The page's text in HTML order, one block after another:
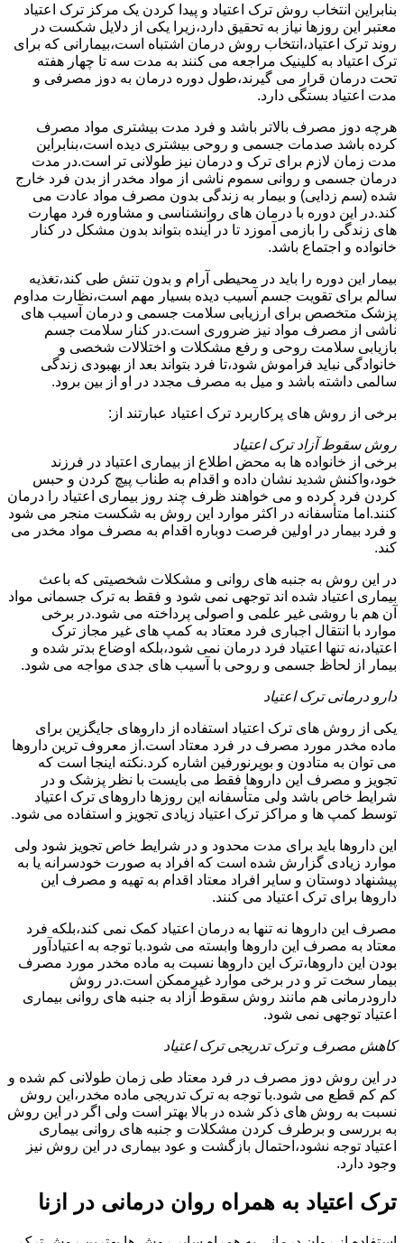
بنابراین انتخاب روش ترک اعتیاد و پیدا کردن یک مرکز ترک اعتیاد
معتبر این روزها نیاز به تحقیق دارد،زیرا یکی از دلایل شکست در
روند ترک اعتیاد،انتخاب روش درمان اشتباه است،بیمارانی که برای
ترک اعتیاد به کلینیک مراجعه می کنند به مدت سه تا چهار هفته
تحت درمان قرار می گیرند،طول دوره درمان به دوز مصرفی و
مدت اعتیاد بستگی دارد.
هرچه دوز مصرف بالاتر باشد و فرد مدت بیشتری مواد مصرف
کرده باشد صدمات جسمی و روحی بیشتری دیده است،بنابراین
مدت زمان لازم برای ترک و درمان نیز طولانی تر است.در مدت
درمان جسمی و روانی سموم ناشی از مواد مخدر از بدن فرد خارج
شده (سم زدایی) و بیمار به زندگی بدون مصرف مواد عادت می
کند.در این دوره با درمان های روانشناسی و مشاوره فرد مهارت
های زندگی را بازمی آموزد تا در آینده بتواند بدون مشکل در کنار
خانواده و اجتماع باشد.
بیمار این دوره را باید در محیطی آرام و بدون تنش طی کند،تغذیه
سالم برای تقویت جسم آسیب دیده بسیار مهم است،نظارت مداوم
پزشک متخصص برای ارزیابی سلامت جسمی و درمان آسیب های
ناشی از مصرف مواد نیز ضروری است.در کنار سلامت جسم
بازیابی سلامت روحی و رفع مشکلات و اختلالات شخصی و
خانوادگی نباید فراموش شود،تا فرد بتواند بعد از بهبودی زندگی
سالمی داشته باشد و میل به مصرف مجدد در او از بین برود.
برخی از روش های پرکاربرد ترک اعتیاد عبارتند از:
روش سقوط آزاد ترک اعتیاد
برخی از خانواده ها به محض اطلاع از بیماری اعتیاد در فرزند
خود،واکنش شدید نشان داده و اقدام به طناب پیچ کردن و حبس
کردن فرد کرده و می خواهند ظرف چند روز بیماری اعتیاد را درمان
کنند.اما متأسفانه در اکثر موارد این روش به شکست منجر می شود
و فرد بیمار در اولین فرصت دوباره اقدام به مصرف مواد مخدر می
کند.
در این روش به جنبه های روانی و مشکلات شخصیتی که باعث
بیماری اعتیاد شده اند توجهی نمی شود و فقط به ترک جسمانی مواد
آن هم با روشی غیر علمی و اصولی پرداخته می شود.در برخی
موارد با انتقال اجباری فرد معتاد به کمپ های غیر مجاز ترک
اعتیاد،نه تنها اعتیاد فرد درمان نمی شود،بلکه اوضاع بدتر شده و
بیمار از لحاظ جسمی و روحی با آسیب های جدی مواجه می شود.
دارو درمانی ترک اعتیاد
یکی از روش های ترک اعتیاد استفاده از داروهای جایگزین برای
ماده مخدر مورد مصرف در فرد معتاد است.از معروف ترین داروها
می توان به متادون و بوپرنورفین اشاره کرد.نکته اینجا است که
تجویز و مصرف این داروها فقط می بایست با نظر پزشک و در
شرایط خاص باشد ولی متأسفانه این روزها داروهای ترک اعتیاد
توسط کمپ ها و مراکز ترک اعتیاد زیادی تجویز و استفاده می شود.
این داروها باید برای مدت محدود و در شرایط خاص تجویز شود ولی
موارد زیادی گزارش شده است که افراد به صورت خودسرانه یا به
پیشنهاد دوستان و سایر افراد معتاد اقدام به تهیه و مصرف این
داروها برای ترک اعتیاد می کنند.
مصرف این داروها نه تنها به درمان اعتیاد کمک نمی کند،بلکه فرد
معتاد به مصرف این داروها وابسته می شود.با توجه به اعتیادآور
بودن این داروها،ترک این داروها نسبت به ماده مخدر مورد مصرف
بیمار سخت تر و در برخی موارد غیرممکن است.در روش
دارودرمانی هم مانند روش سقوط آزاد به جنبه های روانی بیماری
اعتیاد توجهی نمی شود.
کاهش مصرف و ترک تدریجی ترک اعتیاد
در این روش دوز مصرف در فرد معتاد طی زمان طولانی کم شده و
کم کم قطع می شود.با توجه به ترک تدریجی ماده مخدر،این روش
نسبت به روش های ذکر شده در بالا بهتر است ولی اگر در این روش
به بررسی و برطرف کردن مشکلات و جنبه های روانی بیماری
اعتیاد توجه نشود،احتمال بازگشت و عود بیماری در این روش نیز
وجود دارد.
ترک اعتیاد به همراه روان درمانی در ازنا